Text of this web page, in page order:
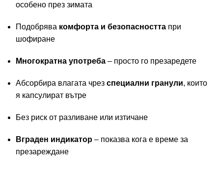
особено през зимата
Подобрява комфорта и безопасността при
шофиране
Многократна употреба – просто го презаредете
Абсорбира влагата чрез специални гранули, които
я капсулират вътре
Без риск от разливане или изтичане
Вграден индикатор – показва кога е време за
презареждане